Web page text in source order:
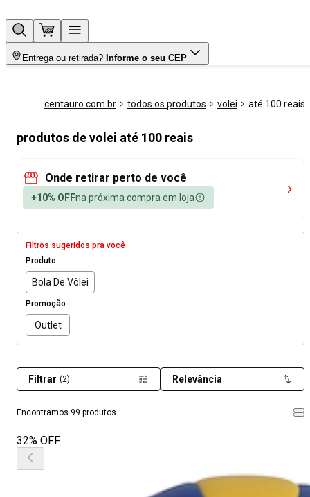
Entrega ou retirada? Informe o seu CEP
centauro.com.br todos os produtos volei até 100 reais
produtos de volei até 100 reais
Onde retirar perto de você
+10% OFFna próxima compra em loja
Filtros sugeridos pra você
Produto
Bola De Vôlei
Promoção
Outlet
Encontramos 99 produtos
Filtrar (2) Relevância
32% OFF